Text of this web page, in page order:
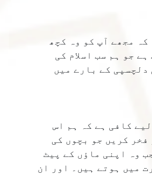
کہ مجھے آپ کو وہ کچھ
جو ہم سب اسلام کی
دلچسپی کے بارے میں
کافی ہے کہ ہم اس
فخر کریں جو بچوں کی
وہ اپنی ماؤں کے پیٹ
میں ہوتے ہیں۔ اور ان